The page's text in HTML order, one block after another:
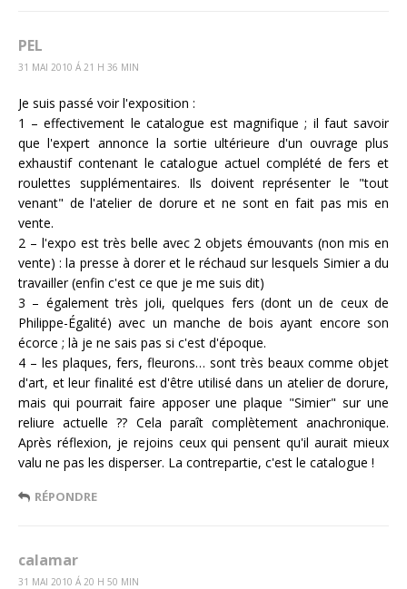
PEL
31 MAI 2010 Á 21 H 36 MIN
Je suis passé voir l'exposition :
1 – effectivement le catalogue est magnifique ; il faut savoir
que l'expert annonce la sortie ultérieure d'un ouvrage plus
exhaustif contenant le catalogue actuel complété de fers et
roulettes supplémentaires. Ils doivent représenter le "tout
venant" de l'atelier de dorure et ne sont en fait pas mis en
vente.
2 – l'expo est très belle avec 2 objets émouvants (non mis en
vente) : la presse à dorer et le réchaud sur lesquels Simier a du
travailler (enfin c'est ce que je me suis dit)
3 – également très joli, quelques fers (dont un de ceux de
Philippe-Égalité) avec un manche de bois ayant encore son
écorce ; là je ne sais pas si c'est d'époque.
4 – les plaques, fers, fleurons… sont très beaux comme objet
d'art, et leur finalité est d'être utilisé dans un atelier de dorure,
mais qui pourrait faire apposer une plaque "Simier" sur une
reliure actuelle ?? Cela paraît complètement anachronique.
Après réflexion, je rejoins ceux qui pensent qu'il aurait mieux
valu ne pas les disperser. La contrepartie, c'est le catalogue !
RÉPONDRE
calamar
31 MAI 2010 Á 20 H 50 MIN